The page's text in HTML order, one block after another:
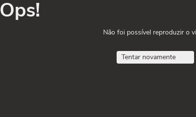
Ops!
Não foi possível reproduzir o
Tentar novamente